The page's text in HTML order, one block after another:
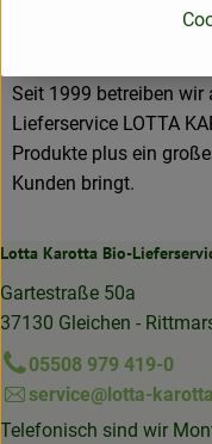
Seit 1999 betreiben wir
Lieferservice LOTTA
Produkte plus ein
Kunden bringt.
Lotta Karotta Bio-
Gartestraße 50a
37130 Gleichen -
05508 979 419-0
service@lotta-
Telefonisch sind wir